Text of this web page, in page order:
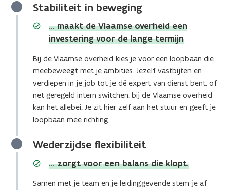
Stabiliteit in beweging
… maakt de Vlaamse overheid een
investering voor de lange termijn
Bij de Vlaamse overheid kies je voor een loopbaan die
meebeweegt met je ambities. Jezelf vastbijten en
verdiepen in je job tot je dé expert van dienst bent, of
net geregeld intern switchen: bij de Vlaamse overheid
kan het allebei. Je zit hier zelf aan het stuur en geeft je
loopbaan mee richting.
Wederzijdse flexibiliteit
… zorgt voor een balans die klopt.
Samen met je team en je leidinggevende stem je af